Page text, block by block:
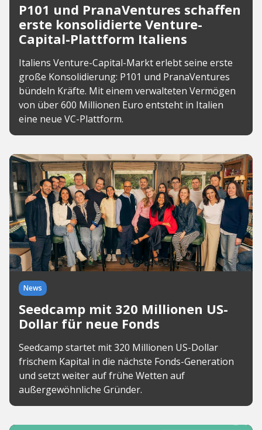
P101 und PranaVentures schaffen
erste konsolidierte Venture-
Capital-Plattform Italiens
Italiens Venture-Capital-Markt erlebt seine erste
große Konsolidierung: P101 und PranaVentures
bündeln Kräfte. Mit einem verwalteten Vermögen
von über 600 Millionen Euro entsteht in Italien
eine neue VC-Plattform.
News
Seedcamp mit 320 Millionen US-
Dollar für neue Fonds
Seedcamp startet mit 320 Millionen US-Dollar
frischem Kapital in die nächste Fonds-Generation
und setzt weiter auf frühe Wetten auf
außergewöhnliche Gründer.